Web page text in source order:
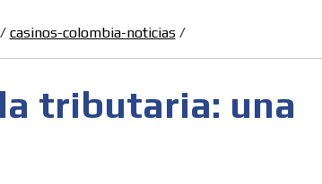
MVE ADS
casinos-colombia-noticias/
tributaria: una